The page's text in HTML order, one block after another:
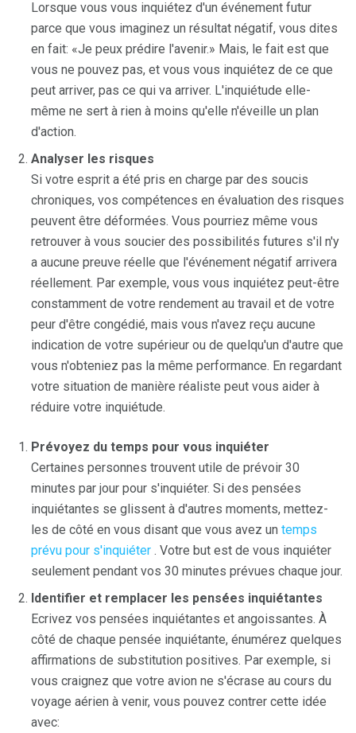
Lorsque vous vous inquiétez d'un événement futur
parce que vous imaginez un résultat négatif, vous dites
en fait: «Je peux prédire l'avenir.» Mais, le fait est que
vous ne pouvez pas, et vous vous inquiétez de ce que
peut arriver, pas ce qui va arriver. L'inquiétude elle-
même ne sert à rien à moins qu'elle n'éveille un plan
d'action.
Analyser les risques
Si votre esprit a été pris en charge par des soucis
chroniques, vos compétences en évaluation des risques
peuvent être déformées. Vous pourriez même vous
retrouver à vous soucier des possibilités futures s'il n'y
a aucune preuve réelle que l'événement négatif arrivera
réellement. Par exemple, vous vous inquiétez peut-être
constamment de votre rendement au travail et de votre
peur d'être congédié, mais vous n'avez reçu aucune
indication de votre supérieur ou de quelqu'un d'autre que
vous n'obteniez pas la même performance. En regardant
votre situation de manière réaliste peut vous aider à
réduire votre inquiétude.
Prévoyez du temps pour vous inquiéter
Certaines personnes trouvent utile de prévoir 30
minutes par jour pour s'inquiéter. Si des pensées
inquiétantes se glissent à d'autres moments, mettez-
les de côté en vous disant que vous avez un temps
prévu pour s'inquiéter . Votre but est de vous inquiéter
seulement pendant vos 30 minutes prévues chaque jour.
Identifier et remplacer les pensées inquiétantes
Ecrivez vos pensées inquiétantes et angoissantes. À
côté de chaque pensée inquiétante, énumérez quelques
affirmations de substitution positives. Par exemple, si
vous craignez que votre avion ne s'écrase au cours du
voyage aérien à venir, vous pouvez contrer cette idée
avec: